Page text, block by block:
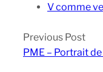
V comme
Previous Post
PME – Portrait